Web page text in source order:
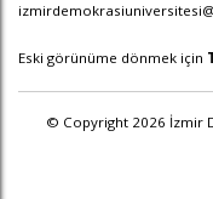
Eski görünüme dönmek için
© Copyright 2026 İzmir